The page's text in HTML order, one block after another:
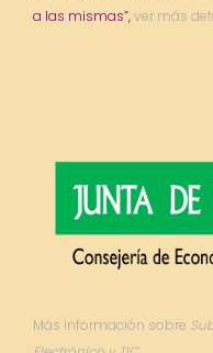
a las mismas”,ver más
Más información sobre